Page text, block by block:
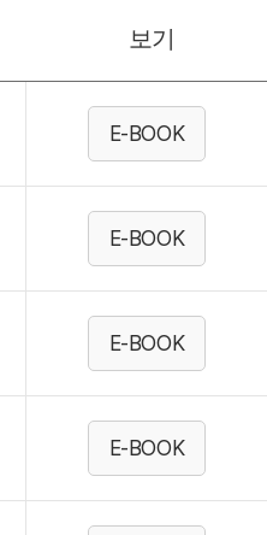
보기
E-BOOK
E-BOOK
E-BOOK
E-BOOK